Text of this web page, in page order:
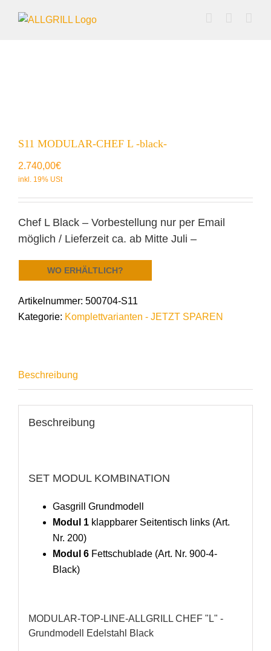
Inhalt
S11 MODULAR-CHEF L -black-
2.740,00€
Chef L Black – Vorbestellung nur per Email
möglich / Lieferzeit ca. ab Mitte Juli –
WO ERHÄLTLICH?
Artikelnummer: 500704-S11
Kategorie: Komplettvarianten - JETZT SPAREN
Beschreibung
Beschreibung
SET MODUL KOMBINATION
Gasgrill Grundmodell
Modul 1klappbarer Seitentisch links (Art.
Nr. 200)
Modul 6Fettschublade (Art. Nr. 900-4-
Black)
MODULAR-TOP-LINE-ALLGRILL CHEF "L" -
Grundmodell Edelstahl Black